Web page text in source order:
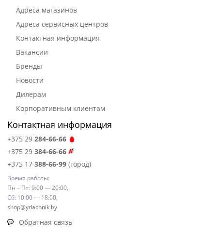
Адреса магазинов
Адреса сервисных центров
Контактная информация
Вакансии
Бренды
Новости
Дилерам
Корпоративным клиентам
Контактная информация
+375 29 284-66-66
+375 29 384-66-66
+375 17 388-66-99 (город)
Время работы:
Пн – Пт: 9:00 — 20:00,
Сб: 10:00 — 18:00,
shop@ydachnik.by
Обратная связь